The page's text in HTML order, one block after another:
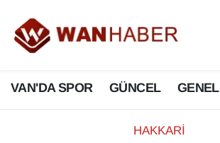
VAN'DA SPOR GÜNCEL GENEL
HAKKARİ
3.SAYFA
ASAYİŞ
BİLİM VE TEKNOLOJİ
Van Nöbetçi Eczaneler
Van Hava Durumu
Van Namaz Vakitleri